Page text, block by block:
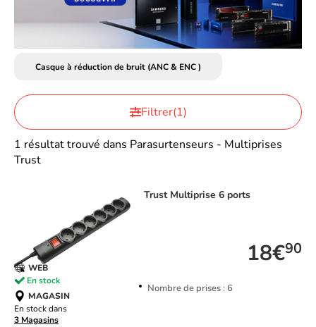
Casque à réduction de bruit (ANC & ENC )
1 résultat trouvé dans Parasurtenseurs - Multiprises
Trust
Filtrer(1)
Trust Multiprise 6 ports
18€90
Nombre de prises : 6
WEB
En stock
MAGASIN
En stock dans
3 Magasins